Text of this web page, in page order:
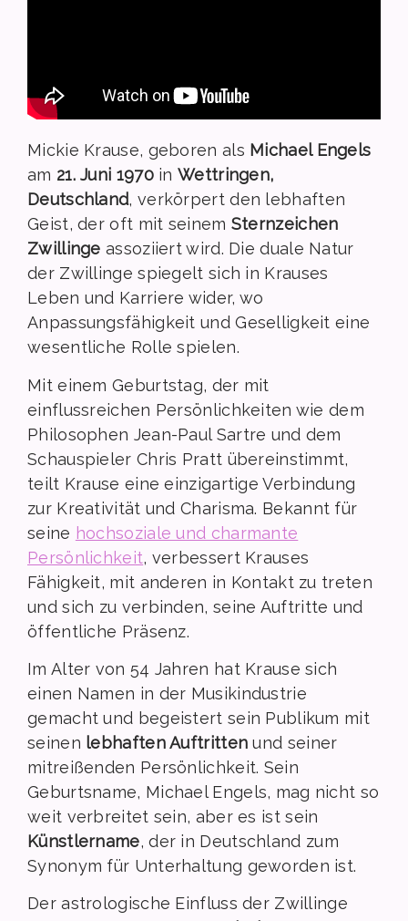
Mickie Krause, geboren als Michael Engels
am 21. Juni 1970inWettringen,
Deutschland, verkörpert den lebhaften
Geist, der oft mit seinem Sternzeichen
Zwillinge assoziiert wird. Die duale Natur
der Zwillinge spiegelt sich in Krauses
Leben und Karriere wider, wo
Anpassungsfähigkeit und Geselligkeit eine
wesentliche Rolle spielen.
Mit einem Geburtstag, der mit
einflussreichen Persönlichkeiten wie dem
Philosophen Jean-Paul Sartre und dem
Schauspieler Chris Pratt übereinstimmt,
teilt Krause eine einzigartige Verbindung
zur Kreativität und Charisma. Bekannt für
seine hochsoziale und charmante
Persönlichkeit, verbessert Krauses
Fähigkeit, mit anderen in Kontakt zu treten
und sich zu verbinden, seine Auftritte und
öffentliche Präsenz.
Im Alter von 54 Jahren hat Krause sich
einen Namen in der Musikindustrie
gemacht und begeistert sein Publikum mit
seinen lebhaften Auftritten und seiner
mitreißenden Persönlichkeit. Sein
Geburtsname, Michael Engels, mag nicht so
weit verbreitet sein, aber es ist sein
Künstlername, der in Deutschland zum
Synonym für Unterhaltung geworden ist.
Der astrologische Einfluss der Zwillinge